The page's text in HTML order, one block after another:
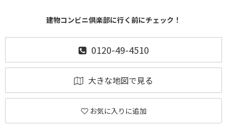
建物コンビニ倶楽部に行く前にチェック！
0120-49-4510
大きな地図で見る
お気に入りに追加